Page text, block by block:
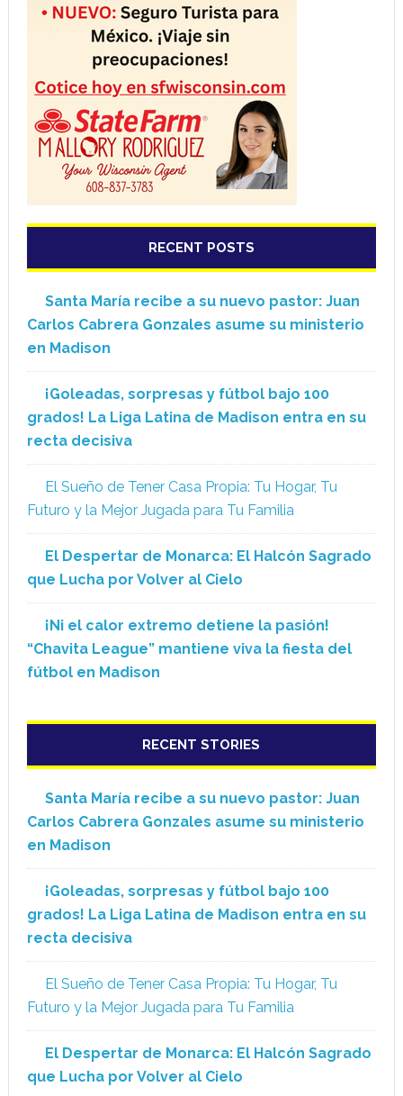
RECENT POSTS
Santa María recibe a su nuevo pastor: Juan
Carlos Cabrera Gonzales asume su ministerio
en Madison
¡Goleadas, sorpresas y fútbol bajo 100
grados! La Liga Latina de Madison entra en su
recta decisiva
El Sueño de Tener Casa Propia: Tu Hogar, Tu
Futuro y la Mejor Jugada para Tu Familia
El Despertar de Monarca: El Halcón Sagrado
que Lucha por Volver al Cielo
¡Ni el calor extremo detiene la pasión!
“Chavita League” mantiene viva la fiesta del
fútbol en Madison
RECENT STORIES
Santa María recibe a su nuevo pastor: Juan
Carlos Cabrera Gonzales asume su ministerio
en Madison
¡Goleadas, sorpresas y fútbol bajo 100
grados! La Liga Latina de Madison entra en su
recta decisiva
El Sueño de Tener Casa Propia: Tu Hogar, Tu
Futuro y la Mejor Jugada para Tu Familia
El Despertar de Monarca: El Halcón Sagrado
que Lucha por Volver al Cielo